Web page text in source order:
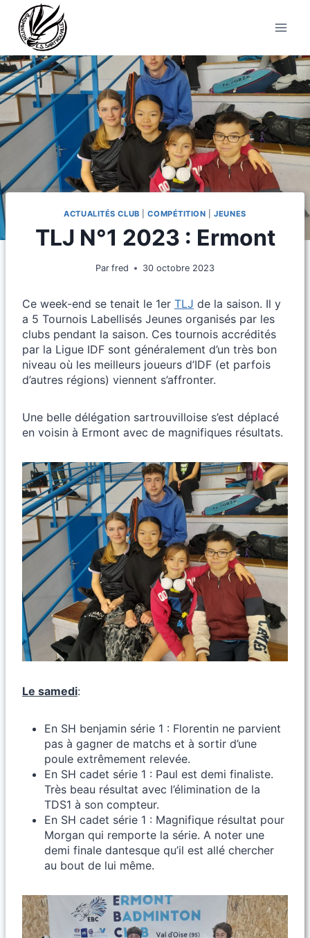
contenu
ACTUALITÉS CLUB |COMPÉTITION |JEUNES
TLJ N°1 2023 : Ermont
Par fred 30 octobre 2023
Ce week-end se tenait le 1er TLJ de la saison. Il y
a 5 Tournois Labellisés Jeunes organisés par les
clubs pendant la saison. Ces tournois accrédités
par la Ligue IDF sont généralement d’un très bon
niveau où les meilleurs joueurs d’IDF (et parfois
d’autres régions) viennent s’affronter.
Une belle délégation sartrouvilloise s’est déplacé
en voisin à Ermont avec de magnifiques résultats.
Le samedi:
En SH benjamin série 1 : Florentin ne parvient
pas à gagner de matchs et à sortir d’une
poule extrêmement relevée.
En SH cadet série 1 : Paul est demi finaliste.
Très beau résultat avec l’élimination de la
TDS1 à son compteur.
En SH cadet série 1 : Magnifique résultat pour
Morgan qui remporte la série. A noter une
demi finale dantesque qu’il est allé chercher
au bout de lui même.